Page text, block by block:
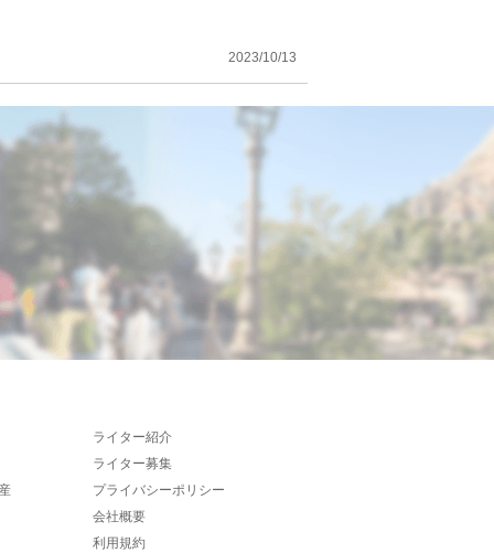
2023/10/13
ライター紹介
ライター募集
プライバシーポリシー
会社概要
利用規約